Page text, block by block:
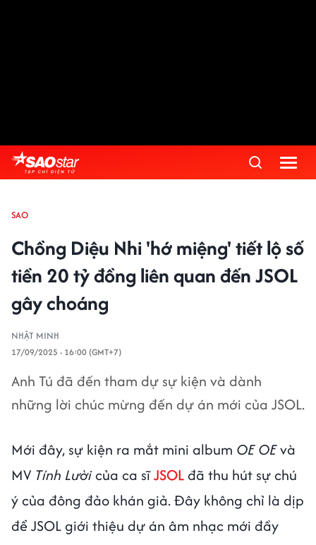
SAO
Chồng Diệu Nhi 'hớ miệng' tiết lộ số
tiền 20 tỷ đồng liên quan đến JSOL
gây choáng
NHẬT MINH
17/09/2025 - 16:00 (GMT+7)
Anh Tú đã đến tham dự sự kiện và dành
những lời chúc mừng đến dự án mới của JSOL.
Mới đây, sự kiện ra mắt mini album OE OEvà
MV Tính Lườicủa ca sĩJSOLđã thu hút sự chú
ý của đông đảo khán giả. Đây không chỉ là dịp
để JSOL giới thiệu dự án âm nhạc mới đầy